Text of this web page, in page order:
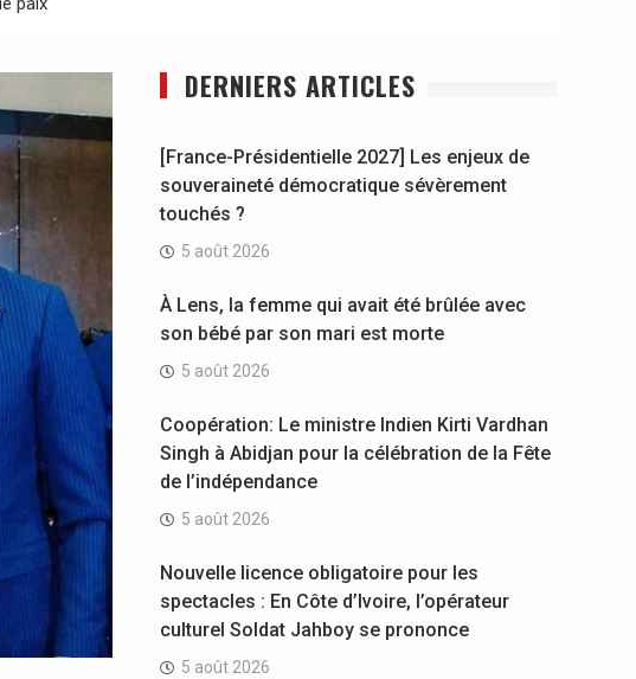
DERNIERS ARTICLES
[France-Présidentielle 2027] Les enjeux de
souveraineté démocratique sévèrement
touchés ?
5 août 2026
À Lens, la femme qui avait été brûlée avec
son bébé par son mari est morte
5 août 2026
Coopération: Le ministre Indien Kirti Vardhan
Singh à Abidjan pour la célébration de la Fête
de l’indépendance
5 août 2026
Nouvelle licence obligatoire pour les
spectacles : En Côte d’Ivoire, l’opérateur
culturel Soldat Jahboy se prononce
5 août 2026